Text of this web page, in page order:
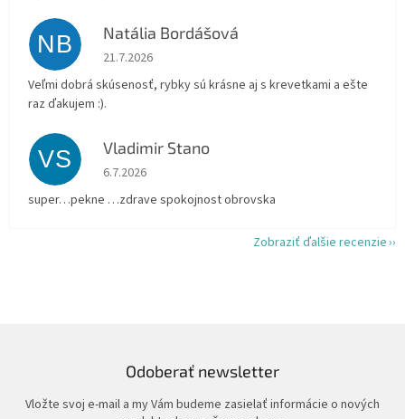
NB Natália Bordášová
Hodnotenie obchodu je 5 z 5 hviezdičiek.
21.7.2026
Veľmi dobrá skúsenosť, rybky sú krásne aj s krevetkami a ešte
raz ďakujem :).
VS Vladimir Stano
Hodnotenie obchodu je 5 z 5 hviezdičiek.
6.7.2026
super…pekne …zdrave spokojnost obrovska
Zobraziť ďalšie recenzie
Odoberať newsletter
Vložte svoj e-mail a my Vám budeme zasielať informácie o nových